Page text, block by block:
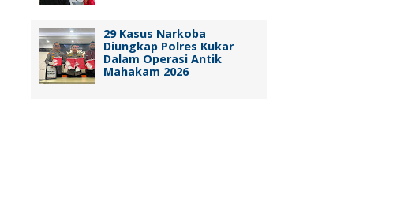
29 Kasus Narkoba
Diungkap Polres Kukar
Dalam Operasi Antik
Mahakam 2026